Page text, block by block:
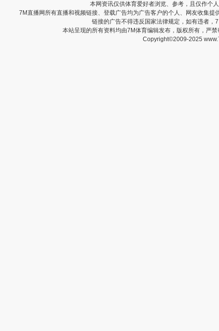
本网资讯仅供体育爱好者浏览、参考，且仅作个
7M直播网所有直播和视频链接、登载广告均为广告客户的个人、网友收集
链接的广告不得违反国家法律规定，如有违者
本站呈现的所有资料均由7M体育编辑发布，版权所有，严
Copyright©2009-2025